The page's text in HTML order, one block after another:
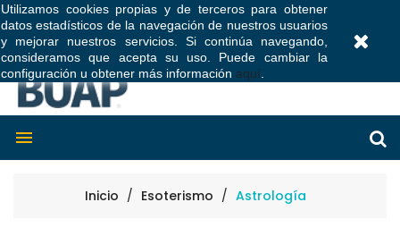
Utilizamos cookies propias y de terceros para obtener
datos estadísticos de la navegación de nuestros usuarios
y mejorar nuestros servicios. Si continúa navegando,
consideramos que acepta su uso. Puede cambiar la
configuración u obtener más información aquí

Inicio Esoterismo Astrología